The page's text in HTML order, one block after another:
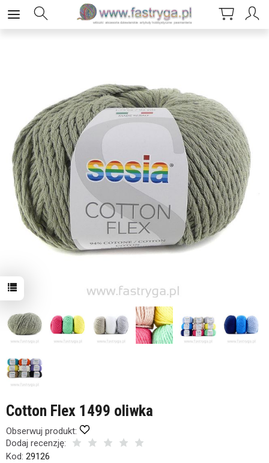
Cotton Flex 1499 oliwka
Obserwuj produkt:
Dodaj recenzję:
Kod: 29126